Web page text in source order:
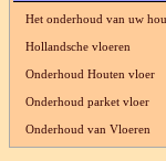
Het onderhoud van uw
Hollandsche vloeren
Onderhoud Houten vloer
Onderhoud parket vloer
Onderhoud van Vloeren